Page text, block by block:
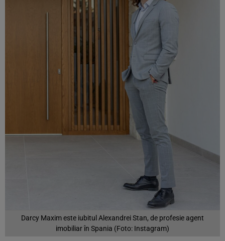
Darcy Maxim este iubitul Alexandrei Stan, de profesie agent
imobiliar în Spania (Foto: Instagram)